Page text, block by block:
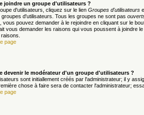
joindre un groupe d'utilisateurs ?
d'utilisateurs, cliquez sur le lien Groupes d'utilisateurs
d'utilisateurs. Tous les groupes ne sont pas
vous pouvez demander à le rejoindre en cliquant sur le
vous demander les raisons qui vous poussent à joindre
page
devenir le modérateur d'un groupe d'utilisateurs ?
sont initiallement créés par l'administrateur; il y
chose à faire sera de contacter l'administrateur;
page